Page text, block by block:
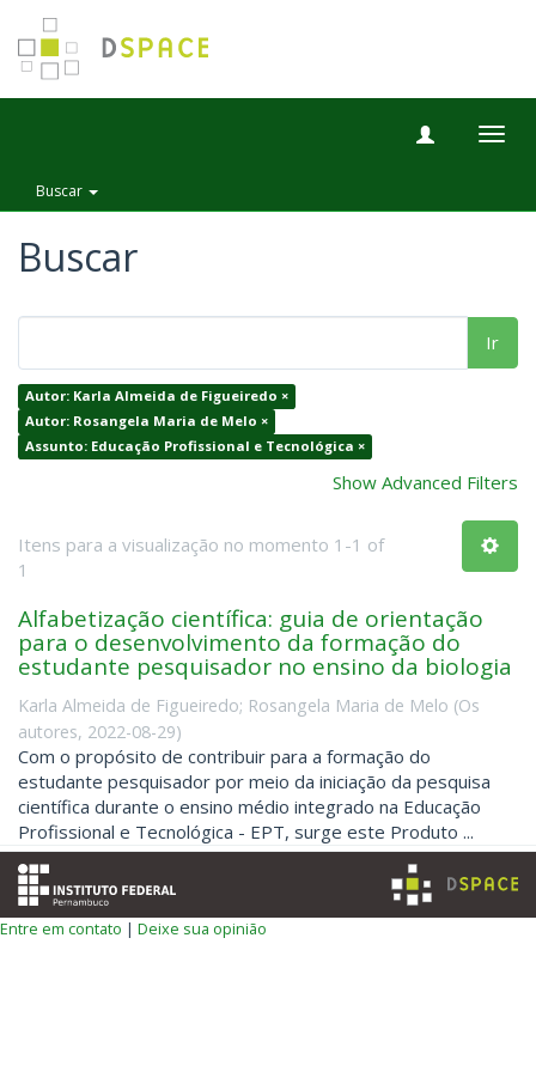
Buscar
Buscar
Ir
Autor: Karla Almeida de Figueiredo ×
Autor: Rosangela Maria de Melo ×
Assunto: Educação Profissional e Tecnológica ×
Show Advanced Filters
Itens para a visualização no momento 1-1 of
1
Alfabetização científica: guia de orientação
para o desenvolvimento da formação do
estudante pesquisador no ensino da biologia
Karla Almeida de Figueiredo; Rosangela Maria de Melo (Os
autores, 2022-08-29)
Com o propósito de contribuir para a formação do
estudante pesquisador por meio da iniciação da pesquisa
científica durante o ensino médio integrado na Educação
Profissional e Tecnológica - EPT, surge este Produto ...
Entre em contato | Deixe sua opinião